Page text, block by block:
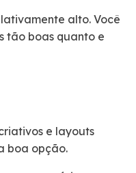
alto. Você
tão boas quanto e
e layouts
boa opção.